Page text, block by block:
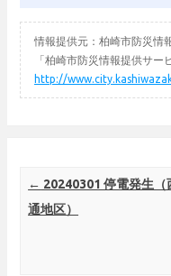
情報提供元：柏崎市防災情
「柏崎市防災情報提供サー
http://
Post navigation
← 20240301 停電発生（
通地区）